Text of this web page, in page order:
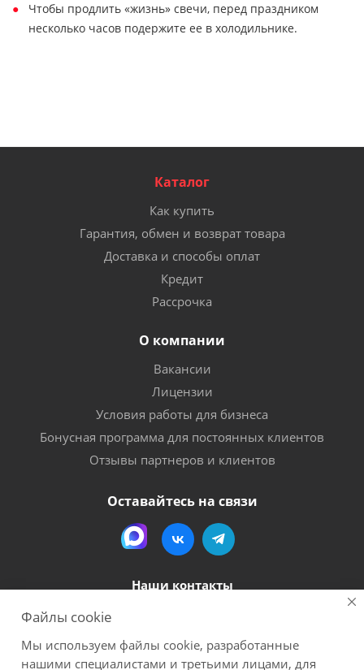
Чтобы продлить «жизнь» свечи, перед праздником
несколько часов подержите ее в холодильнике.
Каталог
Как купить
Гарантия, обмен и возврат товара
Доставка и способы оплат
Кредит
Рассрочка
О компании
Вакансии
Лицензии
Условия работы для бизнеса
Бонусная программа для постоянных клиентов
Отзывы партнеров и клиентов
Оставайтесь на связи
Наши контакты
megapack-secr@inbox.ru
Файлы cookie
Мы используем файлы cookie, разработанные
нашими специалистами и третьими лицами, для